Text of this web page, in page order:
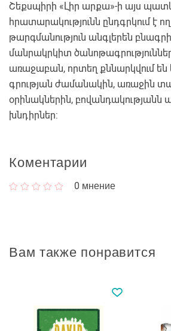
Շեքսպիրի «Լիր արքա»-ի այս
հրատարակությունն ընդգրկում է
թարգմանություն անգլերեն
մանրակրկիտ
առաջաբան, որտեղ քննարկվում են
գրության ժամանակին, առաջին
օրինակներին, բովանդակությանն
խնդիրներ:
Коментарии
0 мнение
Вам также понравится